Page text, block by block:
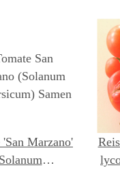
'San Marzano'